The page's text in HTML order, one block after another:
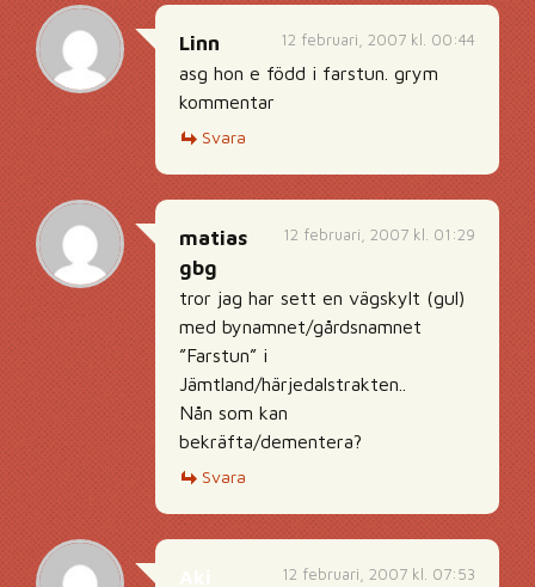
12 februari, 2007 kl. 00:44
Linn
asg hon e född i farstun. grym
kommentar
Svara
12 februari, 2007 kl. 01:29
matias
gbg
tror jag har sett en vägskylt (gul)
med bynamnet/gårdsnamnet
”Farstun” i
Jämtland/härjedalstrakten..
Nån som kan
bekräfta/dementera?
Svara
12 februari, 2007 kl. 07:53